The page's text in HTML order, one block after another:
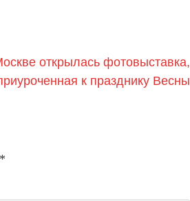
открылась фотовыставка,
к празднику Весны
*